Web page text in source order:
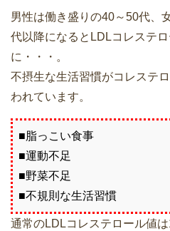
男性は働き盛りの40～50代、
代以降になるとLDLコレステ
に・・・。
不摂生な生活習慣がコレステ
われています。
■脂っこい食事
■運動不足
■野菜不足
■不規則な生活習慣
通常のLDLコレステロール値は